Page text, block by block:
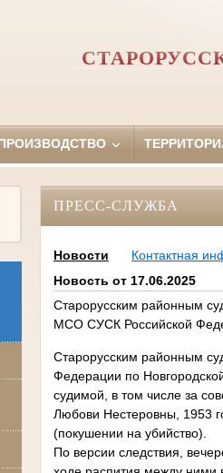
ПРЕСС-СЛУЖБА
Новости
Контактная
Новость от 17.06.2025
Старорусским районным
МСО СУСК Российской
Старорусским районным
Федерации по
судимой, в том числе за
Любови Нестеровны, 1953
(покушении на убийство).
По версии следствия,